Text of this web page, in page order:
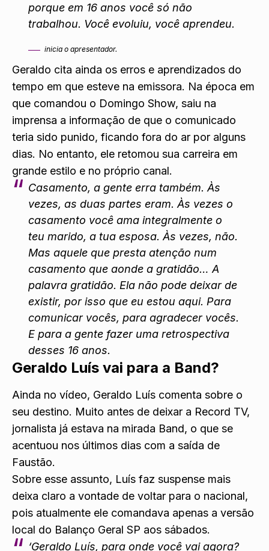
porque em 16 anos você só não
trabalhou. Você evoluiu, você aprendeu.
inicia o apresentador.
Geraldo cita ainda os erros e aprendizados do
tempo em que esteve na emissora. Na época em
que comandou o Domingo Show, saiu na
imprensa a informação de que o comunicado
teria sido punido, ficando fora do ar por alguns
dias. No entanto, ele retomou sua carreira em
grande estilo e no próprio canal.
Casamento, a gente erra também. Às
vezes, as duas partes eram. Às vezes o
casamento você ama integralmente o
teu marido, a tua esposa. Às vezes, não.
Mas aquele que presta atenção num
casamento que aonde a gratidão… A
palavra gratidão. Ela não pode deixar de
existir, por isso que eu estou aqui. Para
comunicar vocês, para agradecer vocês.
E para a gente fazer uma retrospectiva
desses 16 anos.
Geraldo Luís vai para a Band?
Ainda no vídeo, Geraldo Luís comenta sobre o
seu destino. Muito antes de deixar a Record TV,
jornalista já estava na mirada Band, o que se
acentuou nos últimos dias com a saída de
Faustão.
Sobre esse assunto, Luís faz suspense mais
deixa claro a vontade de voltar para o nacional,
pois atualmente ele comandava apenas a versão
local do Balanço Geral SP aos sábados.
‘Geraldo Luís, para onde você vai agora?